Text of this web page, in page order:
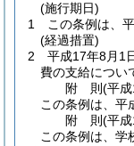
(施行期日)
1
この条例は、
(経過措置)
2
平成17年8月1
費の支給につい
附 則(平
この条例は、平
附 則(平
この条例は、学